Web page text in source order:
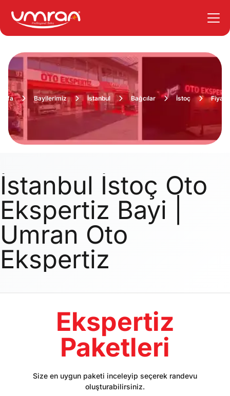
Bayilerimiz İstanbul Bağcılar İstoç
İstanbul İstoç Oto
Ekspertiz Bayi |
Umran Oto
Ekspertiz
Ekspertiz
Paketleri
Size en uygun paketi inceleyip seçerek randevu
oluşturabilirsiniz.